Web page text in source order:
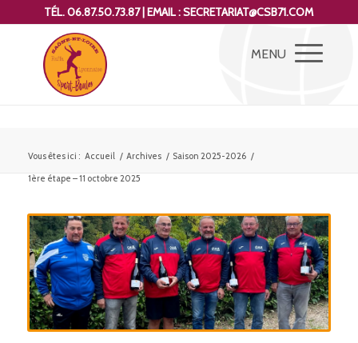
TÉL. 06.87.50.73.87 | EMAIL : SECRETARIAT@CSB71.COM
Vous êtes ici : Accueil / Archives / Saison 2025-2026 /
1ère étape – 11 octobre 2025